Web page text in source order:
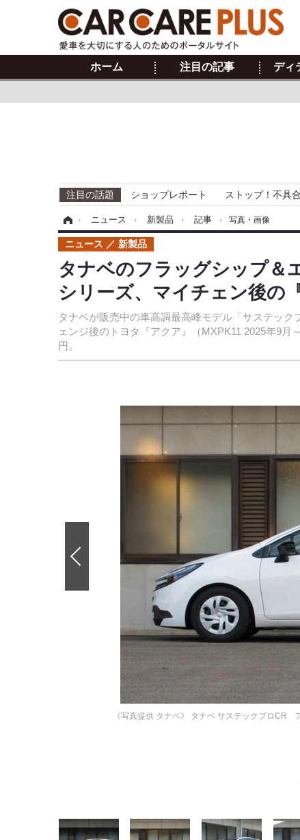
ホーム 注目の記事 ディ
注目の話題 ショップレポート ストップ！不具
› ニュース › 新製品 › 記事 › 写真・画像
タナベのフラッグシップ＆
シリーズ、マイチェン後の
タナベが販売中の車高調最高峰モデル「サステッ
ェンジ後のトヨタ『アクア』（MXPK11 2025年9
円。
ニュース 新製品
《写真提供 タナベ》 タナベ サステックプロCR